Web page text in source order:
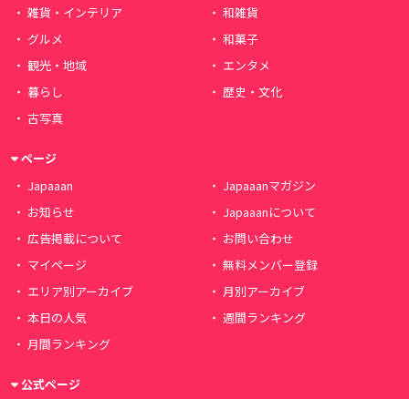
雑貨・インテリア
和雑貨
グルメ
和菓子
観光・地域
エンタメ
暮らし
歴史・文化
古写真
ページ
Japaaan
Japaaanマガジン
お知らせ
Japaaanについて
広告掲載について
お問い合わせ
マイページ
無料メンバー登録
エリア別アーカイブ
月別アーカイブ
本日の人気
週間ランキング
月間ランキング
公式ページ